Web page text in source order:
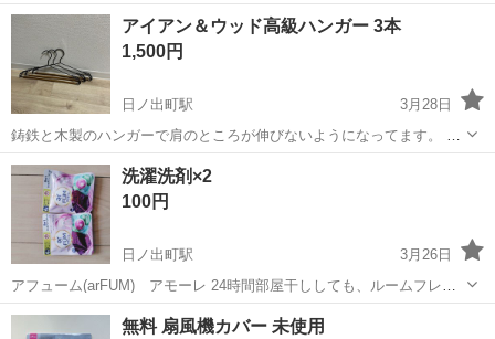
アイアン＆ウッド高級ハンガー 3本
1,500円
日ノ出町駅
3月28日
鋳鉄と木製のハンガーで肩のところが伸びないようになってます。 横
浜市中区の日ノ出町近辺にとりに来れる方。
神奈川 横浜市 日ノ出町駅
洗濯洗剤×2
100円
日ノ出町駅
3月26日
アフューム(arFUM) アモーレ 24時間部屋干ししても、ルームフレグ
ランス級。お花畑のような香り。アロマ消臭。 『アフューム』は、パ
フュームのような香りが特長のお花型のジェルタイプボール型洗濯洗
神奈川 横浜市 日ノ出町駅 洗濯用品
無料 扇風機カバー 未使用